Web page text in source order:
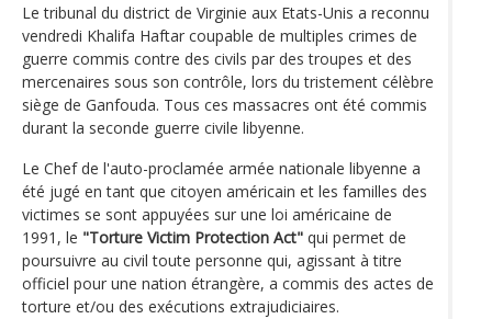
Le tribunal du district de Virginie aux Etats-Unis a reconnu
vendredi Khalifa Haftar coupable de multiples crimes de
guerre commis contre des civils par des troupes et des
mercenaires sous son contrôle, lors du tristement célèbre
siège de Ganfouda. Tous ces massacres ont été commis
durant la seconde guerre civile libyenne.
Le Chef de l'auto-proclamée armée nationale libyenne a
été jugé en tant que citoyen américain et les familles des
victimes se sont appuyées sur une loi américaine de
1991, le "Torture Victim Protection Act" qui permet de
poursuivre au civil toute personne qui, agissant à titre
officiel pour une nation étrangère, a commis des actes de
torture et/ou des exécutions extrajudiciaires.